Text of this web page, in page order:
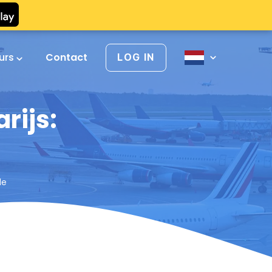
Contact LOG IN